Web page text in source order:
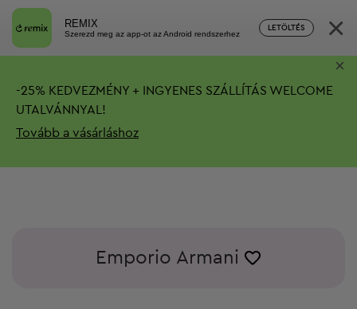
REMIX
Szerezd meg az app-ot az Android rendszerhez
LETÖLTÉS ×
-25% KEDVEZMÉNY + INGYENES SZÁLLÍTÁS WELCOME
UTALVÁNNYAL!
Tovább a vásárláshoz
×
Emporio Armani